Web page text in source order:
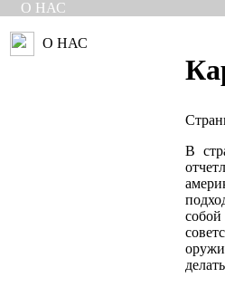
О НАС
О НАС
В